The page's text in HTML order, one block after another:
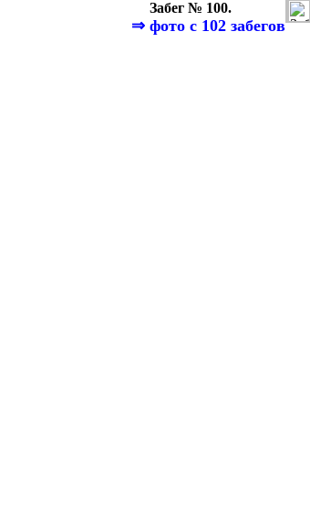
Забег № 100.
⇒ фото с 102 забегов